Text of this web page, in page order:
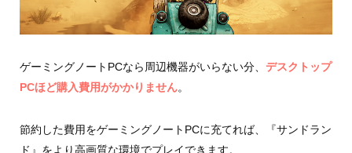
ゲーミングノートPCなら周辺機器がいらない分、 デスクトップ
PCほど購入費用がかかりません。
節約した費用をゲーミングノートPCに充てれば、『サンドラン
ド』をより高画質な環境でプレイできます。